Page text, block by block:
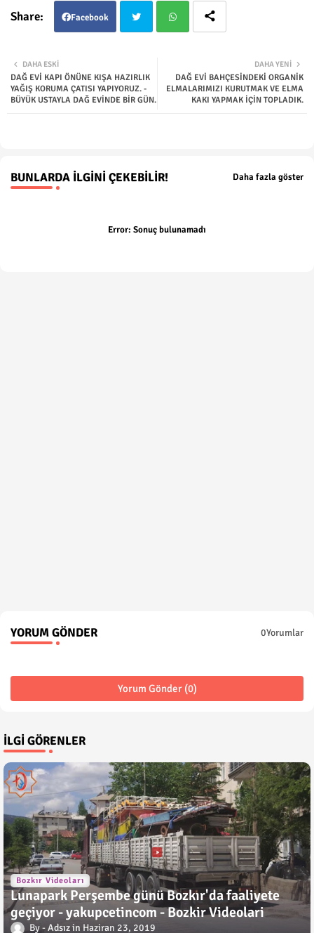
Facebook
ter tsap
DAHA YENI
DAĞ EVİ BAHÇESİNDEKİ ORGANİK
ELMALARIMIZI KURUTMAK VE ELMA
KAKI YAPMAK İÇİN TOPLADIK.
DAHA ESKI
DAĞ EVİ KAPI ÖNÜNE KIŞA HAZIRLIK
YAĞIŞ KORUMA ÇATISI YAPIYORUZ. -
BÜYÜK USTAYLA DAĞ EVİNDE BİR GÜN.
BUNLARDA İLGINI ÇEKEBILIR! Daha fazla göster
Error: Sonuç bulunamadı
YORUM GÖNDER 0Yorumlar
Yorum Gönder (0)
İLGI GÖRENLER
Bozkır Videoları
Lunapark Perşembe günü Bozkır'da faaliyete
geçiyor - yakupcetincom - Bozkir Videolari
Adsız Haziran 23, 2019